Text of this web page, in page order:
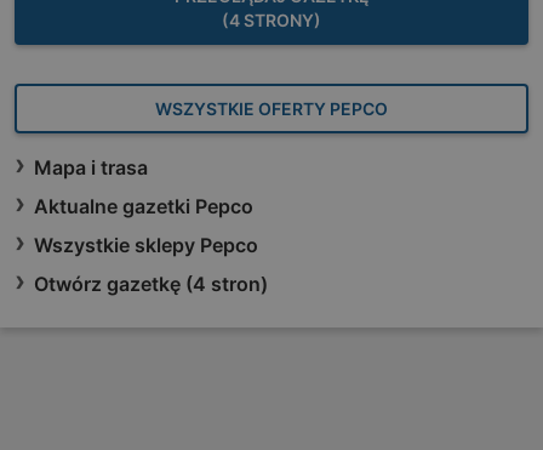
(4 STRONY)
WSZYSTKIE OFERTY PEPCO
Mapa i trasa
Aktualne gazetki Pepco
Wszystkie sklepy Pepco
Otwórz gazetkę (4 stron)